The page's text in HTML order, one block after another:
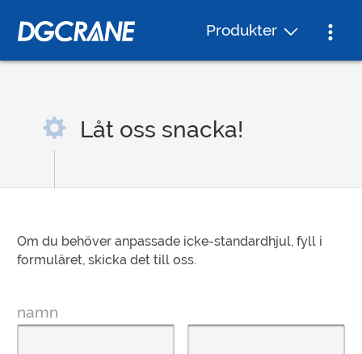
Produkter
Låt oss snacka!
Om du behöver anpassade icke-standardhjul, fyll i
formuläret, skicka det till oss.
namn